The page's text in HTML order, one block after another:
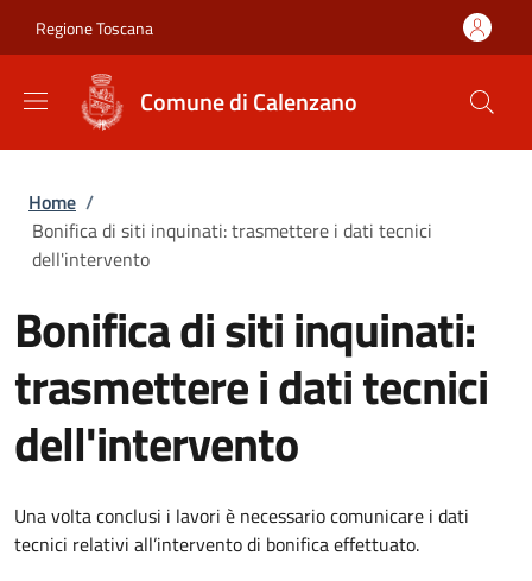
Regione Toscana
Comune di Calenzano
Briciole di pane
Home /
Bonifica di siti inquinati: trasmettere i dati tecnici
dell'intervento
Bonifica di siti inquinati:
trasmettere i dati tecnici
dell'intervento
Una volta conclusi i lavori è necessario comunicare i dati
tecnici relativi all’intervento di bonifica effettuato.